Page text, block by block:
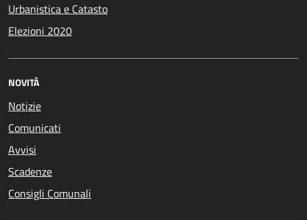
Urbanistica e Catasto
Elezioni 2020
NOVITÀ
Notizie
Comunicati
Avvisi
Scadenze
Consigli Comunali